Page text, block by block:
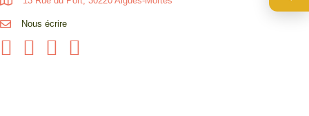
Nous écrire